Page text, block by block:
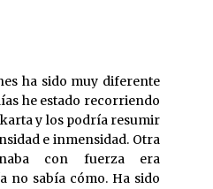
ha sido muy diferente
he estado recorriendo
y los podría resumir
e inmensidad. Otra
con fuerza era
no sabía cómo. Ha sido